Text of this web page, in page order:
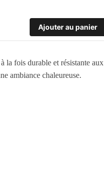
Ajouter au panier
la fois durable et résistante aux
ambiance chaleureuse.